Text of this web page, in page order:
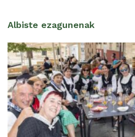
Albiste ezagunenak